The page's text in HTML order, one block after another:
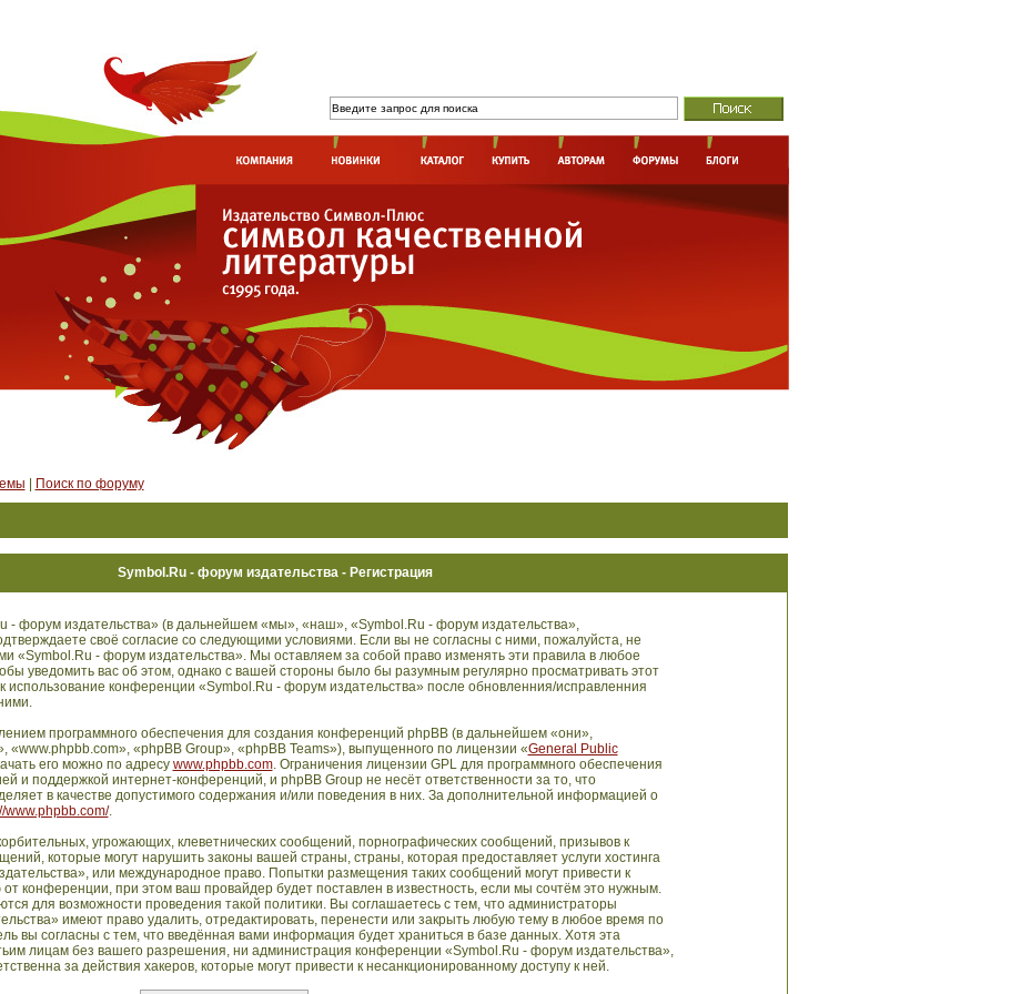
Поиск по форуму
Symbol.Ru - форум издательства - Регистрация
- форум издательства» (в дальнейшем «мы», «наш», «Symbol.Ru - форум издательства»,
своё согласие со следующими условиями. Если вы не согласны с ними, пожалуйста, не
«Symbol.Ru - форум издательства». Мы оставляем за собой право изменять эти правила в любое
уведомить вас об этом, однако с вашей стороны было бы разумным регулярно просматривать этот
использование конференции «Symbol.Ru - форум издательства» после обновленния/исправленния
программного обеспечения для создания конференций phpBB (в дальнейшем «они»,
«www.phpbb.com», «phpBB Group», «phpBB Teams»), выпущенного по лицензии «General Public
его можно по адресу www.phpbb.com. Ограничения лицензии GPL для программного обеспечения
и поддержкой интернет-конференций, и phpBB Group не несёт ответственности за то, что
в качестве допустимого содержания и/или поведения в них. За дополнительной информацией о
www.phpbb.com/.
угрожающих, клеветнических сообщений, порнографических сообщений, призывов к
которые могут нарушить законы вашей страны, страны, которая предоставляет услуги хостинга
или международное право. Попытки размещения таких сообщений могут привести к
конференции, при этом ваш провайдер будет поставлен в известность, если мы сочтём это нужным.
для возможности проведения такой политики. Вы соглашаетесь с тем, что администраторы
имеют право удалить, отредактировать, перенести или закрыть любую тему в любое время по
вы согласны с тем, что введённая вами информация будет храниться в базе данных. Хотя эта
лицам без вашего разрешения, ни администрация конференции «Symbol.Ru - форум издательства»,
за действия хакеров, которые могут привести к несанкционированному доступу к ней.